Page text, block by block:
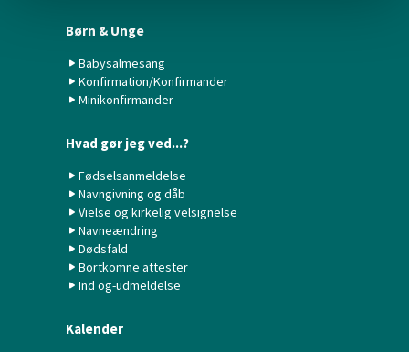
Børn & Unge
Babysalmesang
Konfirmation/Konfirmander
Minikonfirmander
Hvad gør jeg ved...?
Fødselsanmeldelse
Navngivning og dåb
Vielse og kirkelig velsignelse
Navneændring
Dødsfald
Bortkomne attester
Ind og-udmeldelse
Kalender